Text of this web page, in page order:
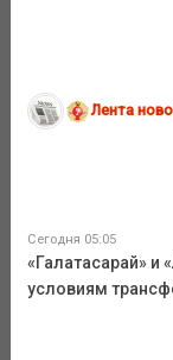
Лента
Сегодня 05:05
«Галатасарай» и
условиям